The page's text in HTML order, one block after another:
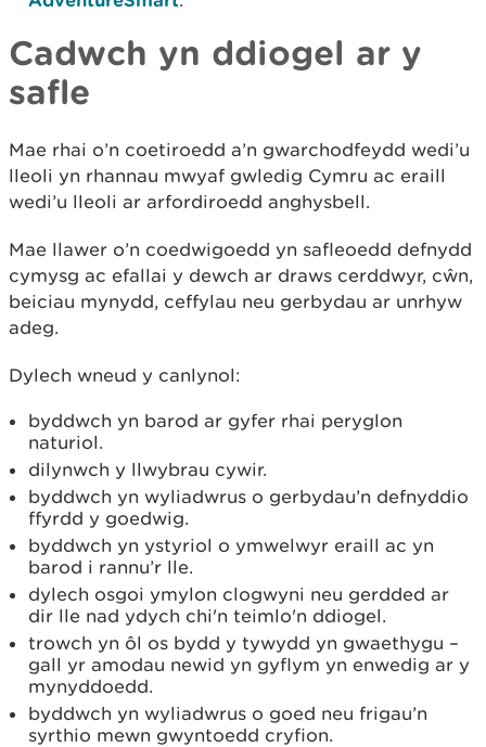
Cadwch yn ddiogel ar y
safle
Mae rhai o’n coetiroedd a’n gwarchodfeydd wedi’u
lleoli yn rhannau mwyaf gwledig Cymru ac eraill
wedi’u lleoli ar arfordiroedd anghysbell.
Mae llawer o’n coedwigoedd yn safleoedd defnydd
cymysg ac efallai y dewch ar draws cerddwyr, cŵn,
beiciau mynydd, ceffylau neu gerbydau ar unrhyw
adeg.
Dylech wneud y canlynol:
byddwch yn barod ar gyfer rhai peryglon
naturiol.
dilynwch y llwybrau cywir.
byddwch yn wyliadwrus o gerbydau’n defnyddio
ffyrdd y goedwig.
byddwch yn ystyriol o ymwelwyr eraill ac yn
barod i rannu’r lle.
dylech osgoi ymylon clogwyni neu gerdded ar
dir lle nad ydych chi'n teimlo'n ddiogel.
trowch yn ôl os bydd y tywydd yn gwaethygu –
gall yr amodau newid yn gyflym yn enwedig ar y
mynyddoedd.
byddwch yn wyliadwrus o goed neu frigau’n
syrthio mewn gwyntoedd cryfion.